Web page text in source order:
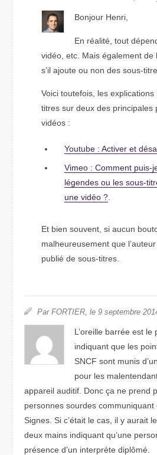
Bonjour Henri,
En réalité, tout
vidéo, etc. Mais également de
s’il ajoute ou non des sous-
Voici toutefois, les
titres sur deux des principales
vidéos :
Youtube : Activer et
Vimeo : Comment puis-
légendes ou les sous-
une vidéo ?
Et bien souvent, si aucun
malheureusement que
publié de sous-titres.
Par FORTIER, le 9 septembre
L’oreille barrée est le
indiquant que les
SNCF sont munis
pour les
appareil auditif. Donc ça ne prend
personnes sourdes
Signes. Si c’était le cas, il y aurait
deux mains indiquant qu’une
présence d’un interprète diplômé.